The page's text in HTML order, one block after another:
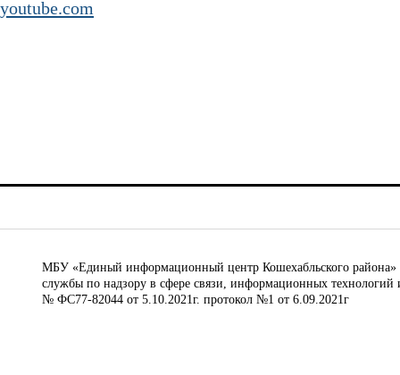
youtube.com
МБУ «Единый информационный центр Кошехабльского района»
службы по надзору в сфере связи, информационных
№ ФС77-82044 от 5.10.2021г. протокол №1 от 6.09.2021г